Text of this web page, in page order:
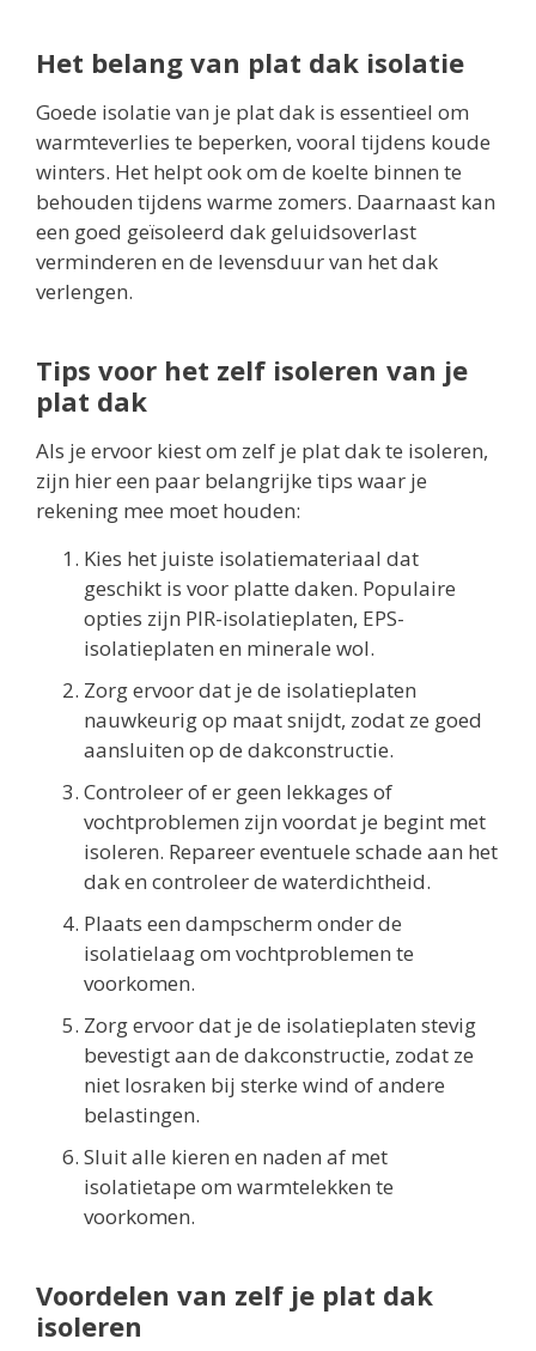
Het belang van plat dak isolatie
Goede isolatie van je plat dak is essentieel om
warmteverlies te beperken, vooral tijdens koude
winters. Het helpt ook om de koelte binnen te
behouden tijdens warme zomers. Daarnaast kan
een goed geïsoleerd dak geluidsoverlast
verminderen en de levensduur van het dak
verlengen.
Tips voor het zelf isoleren van je
plat dak
Als je ervoor kiest om zelf je plat dak te isoleren,
zijn hier een paar belangrijke tips waar je
rekening mee moet houden:
Kies het juiste isolatiemateriaal dat
geschikt is voor platte daken. Populaire
opties zijn PIR-isolatieplaten, EPS-
isolatieplaten en minerale wol.
Zorg ervoor dat je de isolatieplaten
nauwkeurig op maat snijdt, zodat ze goed
aansluiten op de dakconstructie.
Controleer of er geen lekkages of
vochtproblemen zijn voordat je begint met
isoleren. Repareer eventuele schade aan het
dak en controleer de waterdichtheid.
Plaats een dampscherm onder de
isolatielaag om vochtproblemen te
voorkomen.
Zorg ervoor dat je de isolatieplaten stevig
bevestigt aan de dakconstructie, zodat ze
niet losraken bij sterke wind of andere
belastingen.
Sluit alle kieren en naden af met
isolatietape om warmtelekken te
voorkomen.
Voordelen van zelf je plat dak
isoleren